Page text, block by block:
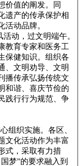
价值的阐发。同
遗产的传承保护相
活动品牌。
，过文明端午。
教育专家和医务工
保健知识。组织各
、文明劝导、文明
播传承弘扬传统文
和谐、喜庆节俭的
践行行为规范、争
织实施。各区、
文化活动作为丰富
式，采取有力措
梦”的要求融入到